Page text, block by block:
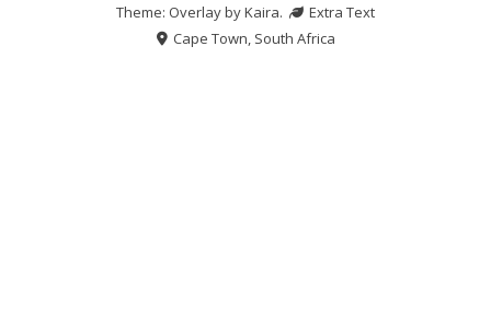
Theme: Overlay byKaira.
Extra Text
Cape Town, South Africa